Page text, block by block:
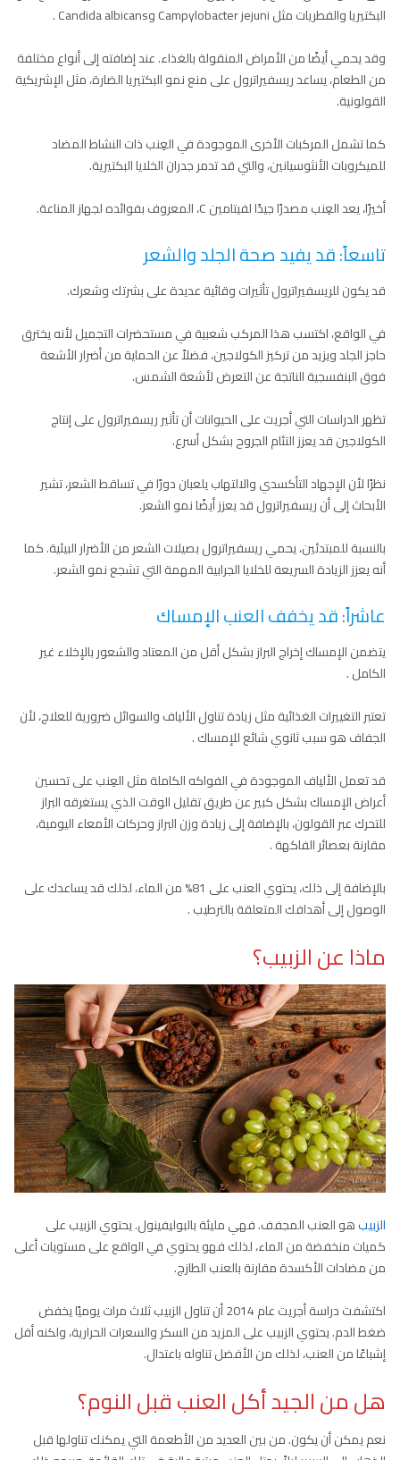
البكتيريا والفطريات مثل Campylobacter jejuni وCandida albicans .
وقد يحمي أيضًا من الأمراض المنقولة بالغذاء. عند إضافته إلى أنواع مختلفة
من الطعام، يساعد ريسفيراترول على منع نمو البكتيريا الضارة، مثل الإشريكية
القولونية.
كما تشمل المركبات الأخرى الموجودة في العِنب ذات النشاط المضاد
للميكروبات الأنثوسيانين، والتي قد تدمر جدران الخلايا البكتيرية.
أخيرًا، يعد العِنب مصدرًا جيدًا لفيتامين C، المعروف بفوائده لجهاز المناعة.
تاسعاً: قد يفيد صحة الجلد والشعر
قد يكون للريسفيراترول تأثيرات وقائية عديدة على بشرتك وشعرك.
في الواقع، اكتسب هذا المركب شعبية في مستحضرات التجميل لأنه يخترق
حاجز الجلد ويزيد من تركيز الكولاجين، فضلاً عن الحماية من أضرار الأشعة
فوق البنفسجية الناتجة عن التعرض لأشعة الشمس.
تظهر الدراسات التي أجريت على الحيوانات أن تأثير ريسفيراترول على إنتاج
الكولاجين قد يعزز التئام الجروح بشكل أسرع.
نظرًا لأن الإجهاد التأكسدي والالتهاب يلعبان دورًا في تساقط الشعر، تشير
الأبحاث إلى أن ريسفيراترول قد يعزز أيضًا نمو الشعر.
بالنسبة للمبتدئين، يحمي ريسفيراترول بصيلات الشعر من الأضرار البيئية. كما
أنه يعزز الزيادة السريعة للخلايا الجرابية المهمة التي تشجع نمو الشعر.
عاشراً: قد يخفف العنب الإمساك
يتضمن الإمساك إخراج البراز بشكل أقل من المعتاد والشعور بالإخلاء غير
الكامل .
تعتبر التغييرات الغذائية مثل زيادة تناول الألياف والسوائل ضرورية للعلاج، لأن
الجفاف هو سبب ثانوي شائع للإمساك .
قد تعمل الألياف الموجودة في الفواكه الكاملة مثل العِنب على تحسين
أعراض الإمساك بشكل كبير عن طريق تقليل الوقت الذي يستغرقه البراز
للتحرك عبر القولون، بالإضافة إلى زيادة وزن البراز وحركات الأمعاء اليومية،
مقارنة بعصائر الفاكهة .
بالإضافة إلى ذلك، يحتوي العنب على 81% من الماء، لذلك قد يساعدك على
الوصول إلى أهدافك المتعلقة بالترطيب .
ماذا عن الزبيب؟
الزبيبهو العنب المجفف. فهي مليئة بالبوليفينول. يحتوي الزبيب على
كميات منخفضة من الماء، لذلك فهو يحتوي في الواقع على مستويات أعلى
من مضادات الأكسدة مقارنة بالعنب الطازج.
اكتشفت دراسة أجريت عام 2014 أن تناول الزبيب ثلاث مرات يوميًا يخفض
ضغط الدم. يحتوي الزبيب على المزيد من السكر والسعرات الحرارية، ولكنه أقل
إشباعًا من العنب، لذلك من الأفضل تناوله باعتدال.
هل من الجيد أكل العنب قبل النوم؟
نعم يمكن أن يكون. من بين العديد من الأطعمة التي يمكنك تناولها قبل